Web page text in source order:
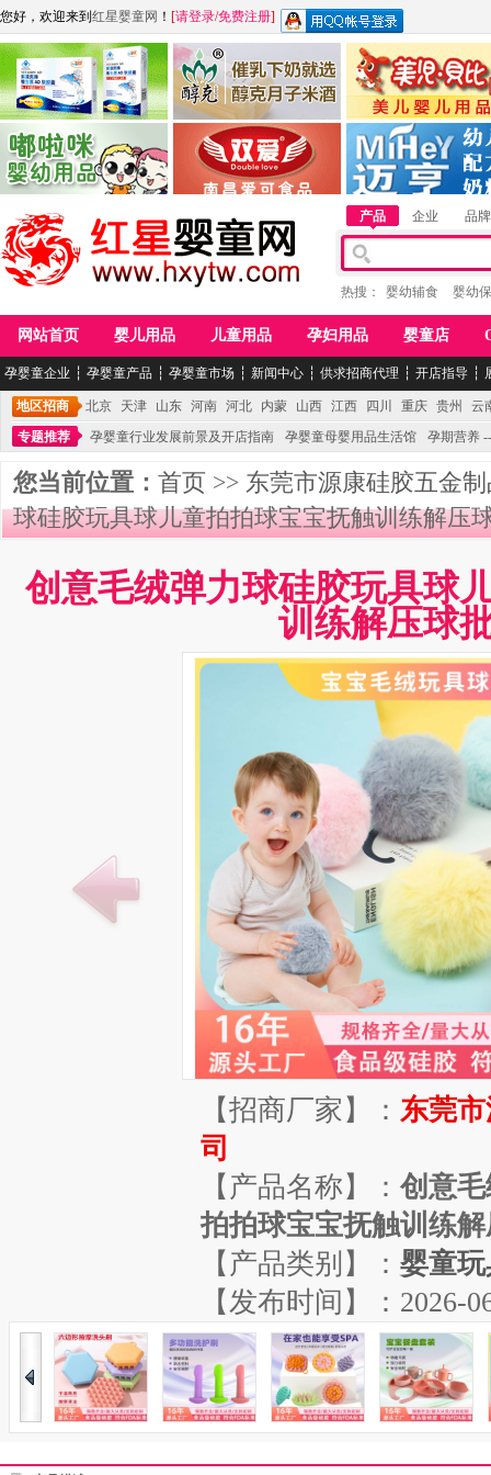
您好，欢迎来到 红星婴童网 ！ [请登录/免费注册]
江西麦嘟嘟食品有限公司
青岛嘟啦咪婴幼儿用品公司
江西醇之客月子米酒 惠州市美儿婴儿用品
湖南迈亨母婴用品有限
产品 企业 品牌
热搜： 婴幼辅食 婴幼
网站首页 婴儿用品 儿童用品 孕妇用品 婴童店
孕婴童企业 ┆ 孕婴童产品 ┆ 孕婴童市场 ┆ 新闻中心 ┆ 供求招商代理 ┆ 开店指导 ┆
地区招商 北京 天津 山东 河南 河北 内蒙 山西 江西 四川 重庆 贵州
云
专题推荐
孕婴童行业发展前景及开店指南 孕婴童母婴用品生活馆 孕期营养
您当前位置： 首页 >> 东莞市源康硅胶五金
球硅胶玩具球儿童拍拍球宝宝抚触训练解压
创意毛绒弹力球硅胶玩具球
训练解压球
【招商厂家】： 东莞
司
【产品名称】： 创意
拍拍球宝宝抚触训练
【产品类别】： 婴童
【发布时间】：2026-